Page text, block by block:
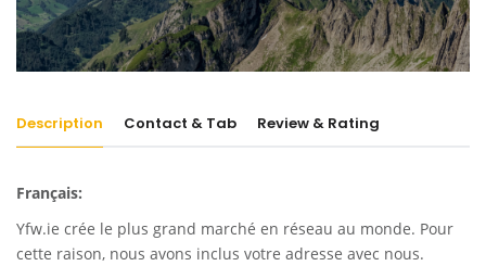
Description Contact & Tab Review & Rating
Français:
Yfw.ie crée le plus grand marché en réseau au monde. Pour
cette raison, nous avons inclus votre adresse avec nous.